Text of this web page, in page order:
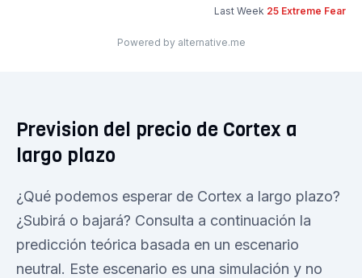
Last Week 25 Extreme Fear
Powered by alternative.me
Prevision del precio de Cortex a
largo plazo
¿Qué podemos esperar de Cortex a largo plazo?
¿Subirá o bajará? Consulta a continuación la
predicción teórica basada en un escenario
neutral. Este escenario es una simulación y no